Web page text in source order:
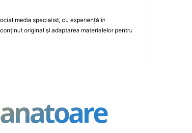
media specialist, cu experiență în
original și adaptarea materialelor pentru